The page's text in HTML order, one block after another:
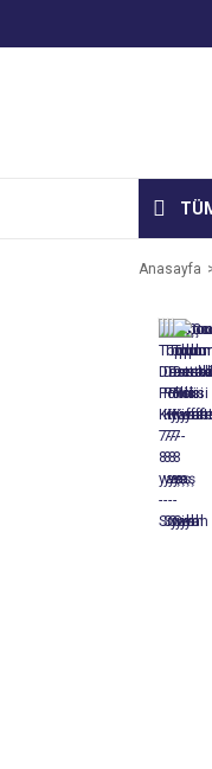
Anasayfa